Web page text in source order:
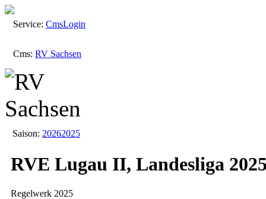
Cms: RV Sachsen
Service: CmsLogin
Saison: 20262025
RVE Lugau II, Landesliga
Regelwerk 2025